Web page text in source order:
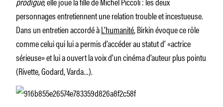
personnages entretiennent une relation trouble et incestueuse.
Dans un entretien accordé àL’humanité, Birkin évoque ce rôle
comme celui qui lui a permis d’accéder au statut d’ «actrice
sérieuse» et lui a ouvert la voix d’un cinéma d’auteur plus pointu
(Rivette, Godard, Varda…).